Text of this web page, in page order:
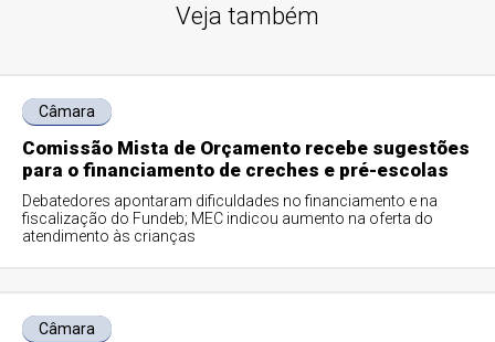
Veja também
Câmara
Comissão Mista de Orçamento recebe sugestões
para o financiamento de creches e pré-escolas
Debatedores apontaram dificuldades no financiamento e na
fiscalização do Fundeb; MEC indicou aumento na oferta do
atendimento às crianças
Câmara